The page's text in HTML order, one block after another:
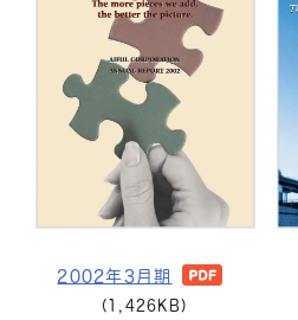
2002年3月期
(1,426KB)